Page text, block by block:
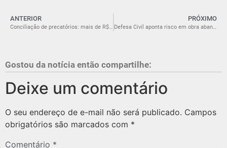
ANTERIOR
Conciliação de precatórios: mais de R$ 377 milhões estão disponíveis para pagamento de credores do Estado
PRÓXIMO
Defesa Civil aponta risco em obra abandonada no Centro de Criciúma e recomenda intervenção emergencial
Gostou da notícia então compartilhe:
Deixe um comentário
O seu endereço de e-mail não será publicado. Campos
obrigatórios são marcados com *
Comentário *